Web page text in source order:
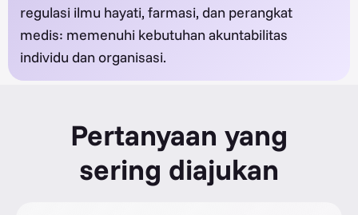
regulasi ilmu hayati, farmasi, dan perangkat
medis: memenuhi kebutuhan akuntabilitas
individu dan organisasi.
Pertanyaan yang
sering diajukan